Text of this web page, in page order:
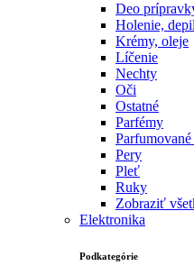
Deo
Holenie,
Krémy, oleje
Líčenie
Nechty
Oči
Ostatné
Parfémy
Pery
Pleť
Ruky
Zobraziť
Elektronika
Podkategórie